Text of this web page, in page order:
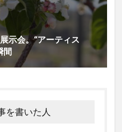
示会。“アーティス
間
を書いた人